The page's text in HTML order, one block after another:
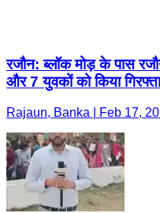
रजौन: ब्लॉक मोड़ के पास
और 7 युवकों को किया
Rajaun, Banka | Feb 17,